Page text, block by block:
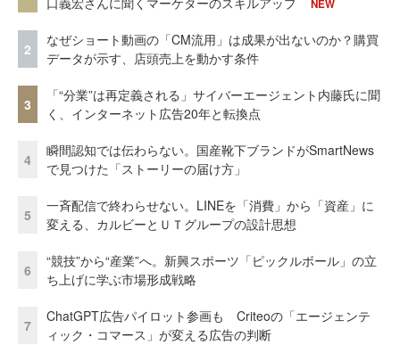
NEW
2
なぜショート動画の「CM流用」は成果が出ないのか？購買
データが示す、店頭売上を動かす条件
3
「“分業”は再定義される」サイバーエージェント内藤氏に聞
く、インターネット広告20年と転換点
4
瞬間認知では伝わらない。国産靴下ブランドがSmartNews
で見つけた「ストーリーの届け方」
5
一斉配信で終わらせない。LINEを「消費」から「資産」に
変える、カルビーとＵＴグループの設計思想
6
“競技”から“産業”へ。新興スポーツ「ピックルボール」の立
ち上げに学ぶ市場形成戦略
7
ChatGPT広告パイロット参画も Criteoの「エージェンテ
ィック・コマース」が変える広告の判断